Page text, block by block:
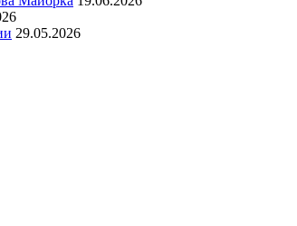
29.05.2026